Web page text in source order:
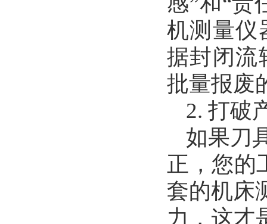
机测量仪
据封闭流
批量报废
2. 打破
如果刀
正，您的
套的机床
力，这才